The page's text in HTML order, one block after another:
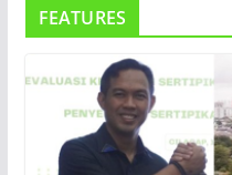
FEATURES